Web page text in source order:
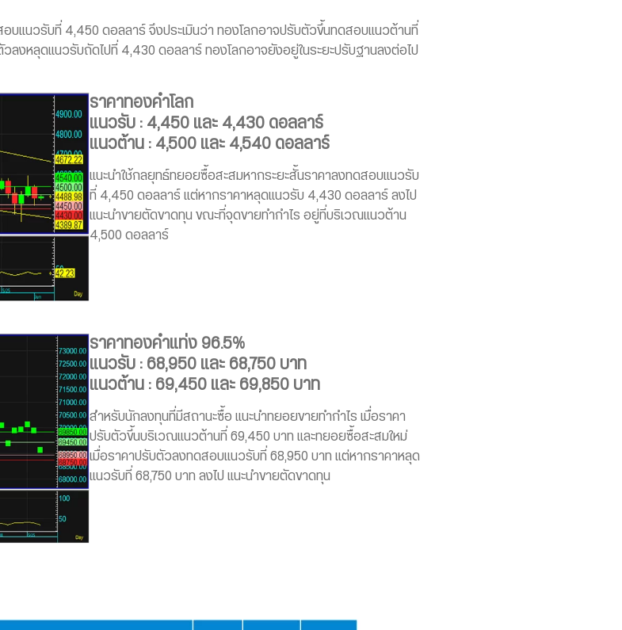
บแนวรับที่ 4,450 ดอลลาร์ จึงประเมินว่า ทองโลกอาจปรับตัวขึ้นทดสอบแนวต้านที่
ลงหลุดแนวรับถัดไปที่ 4,430 ดอลลาร์ ทองโลกอาจยังอยู่ในระยะปรับฐานลงต่อไป
ราคาทองคำโลก
แนวรับ : 4,450 และ 4,430 ดอลลาร์
แนวต้าน : 4,500 และ 4,540 ดอลลาร์
แนะนำใช้กลยุทธ์ทยอยซื้อสะสมหากระยะสั้นราคาลงทดสอบแนวรับ
ที่ 4,450 ดอลลาร์ แต่หากราคาหลุดแนวรับ 4,430 ดอลลาร์ ลงไป
แนะนำขายตัดขาดทุน ขณะที่จุดขายทำกำไร อยู่ที่บริเวณแนวต้าน
4,500 ดอลลาร์
ราคาทองคำแท่ง 96.5%
แนวรับ : 68,950 และ 68,750 บาท
แนวต้าน : 69,450 และ 69,850 บาท
สำหรับนักลงทุนที่มีสถานะซื้อ แนะนำทยอยขายทำกำไร เมื่อราคา
ปรับตัวขึ้นบริเวณแนวต้านที่ 69,450 บาท และทยอยซื้อสะสมใหม่
เมื่อราคาปรับตัวลงทดสอบแนวรับที่ 68,950 บาท แต่หากราคาหลุด
แนวรับที่ 68,750 บาท ลงไป แนะนำขายตัดขาดทุน